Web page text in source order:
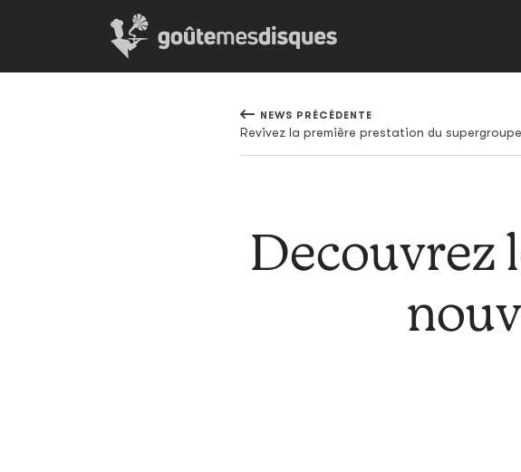
NEWS PRÉCÉDENTE
Revivez la première prestation du
Decouvrez